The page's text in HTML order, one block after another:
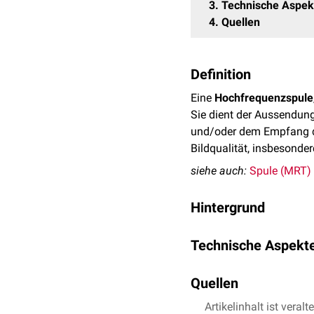
3 Technische
4 Quellen
Definition
Eine Hochfrequenzspule
Sie dient der
und/oder dem Empfang
Bildqualität,
siehe auch: Spule (MRT)
Hintergrund
Die HF-Spule erzeugt
elektromagnetisches
Technische
Larmorfrequenz, der
Anwesenheit von
Quellen
Kwok,Basic
Artikelinhalt ist